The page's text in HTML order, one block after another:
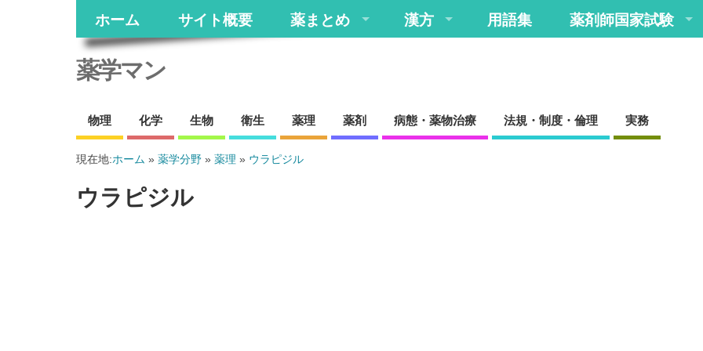
ホーム サイト概要 薬まとめ 漢方 用語集 薬剤師国家試験
薬学マン
物理 化学 生物 衛生 薬理 薬剤 病態・薬物治療 法規・制度・倫理 実務
現在地:ホーム » 薬学分野 » 薬理 » ウラピジル
ウラピジル